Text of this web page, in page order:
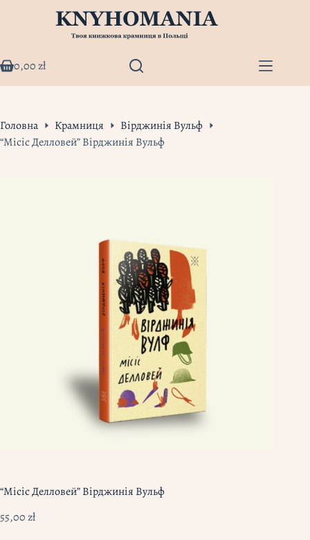
Кошик
0,00zł
Головна Крамниця
Вірджинія Вульф
“Місіс Делловей” Вірджинія Вульф
“Місіс Делловей” Вірджинія Вульф
55,00zł